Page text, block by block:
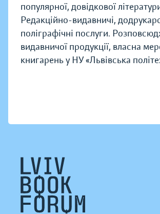
популярної, довідкової
Редакційно-видавничі,
поліграфічні послуги.
видавничої продукції, власна
книгарень у НУ «Львівська